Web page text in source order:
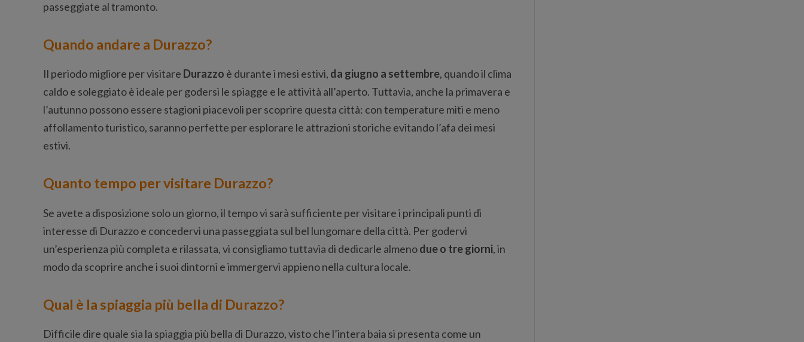
passeggiate al tramonto.
Quando andare a Durazzo?
Il periodo migliore per visitare Durazzo è durante i mesi estivi, da giugno a settembre, quando il clima
caldo e soleggiato è ideale per godersi le spiagge e le attività all’aperto. Tuttavia, anche la primavera e
l’autunno possono essere stagioni piacevoli per scoprire questa città: con temperature miti e meno
affollamento turistico, saranno perfette per esplorare le attrazioni storiche evitando l’afa dei mesi
estivi.
Quanto tempo per visitare Durazzo?
Se avete a disposizione solo un giorno, il tempo vi sarà sufficiente per visitare i principali punti di
interesse di Durazzo e concedervi una passeggiata sul bel lungomare della città. Per godervi
un’esperienza più completa e rilassata, vi consigliamo tuttavia di dedicarle almenodue o tre giorni, in
modo da scoprire anche i suoi dintorni e immergervi appieno nella cultura locale.
Qual è la spiaggia più bella di Durazzo?
Difficile dire quale sia la spiaggia più bella di Durazzo, visto che l’intera baia si presenta come un